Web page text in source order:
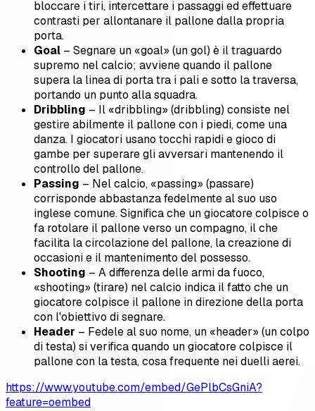
bloccare i tiri, intercettare i passaggi ed effettuare
contrasti per allontanare il pallone dalla propria
porta.
Goal – Segnare un «goal» (un gol) è il traguardo
supremo nel calcio; avviene quando il pallone
supera la linea di porta tra i pali e sotto la traversa,
portando un punto alla squadra.
Dribbling – Il «dribbling» (dribbling) consiste nel
gestire abilmente il pallone con i piedi, come una
danza. I giocatori usano tocchi rapidi e gioco di
gambe per superare gli avversari mantenendo il
controllo del pallone.
Passing – Nel calcio, «passing» (passare)
corrisponde abbastanza fedelmente al suo uso
inglese comune. Significa che un giocatore colpisce o
fa rotolare il pallone verso un compagno, il che
facilita la circolazione del pallone, la creazione di
occasioni e il mantenimento del possesso.
Shooting – A differenza delle armi da fuoco,
«shooting» (tirare) nel calcio indica il fatto che un
giocatore colpisce il pallone in direzione della porta
con l'obiettivo di segnare.
Header – Fedele al suo nome, un «header» (un colpo
di testa) si verifica quando un giocatore colpisce il
pallone con la testa, cosa frequente nei duelli aerei.
https://www.youtube.com/embed/GePlbCsGniA?
feature=oembed